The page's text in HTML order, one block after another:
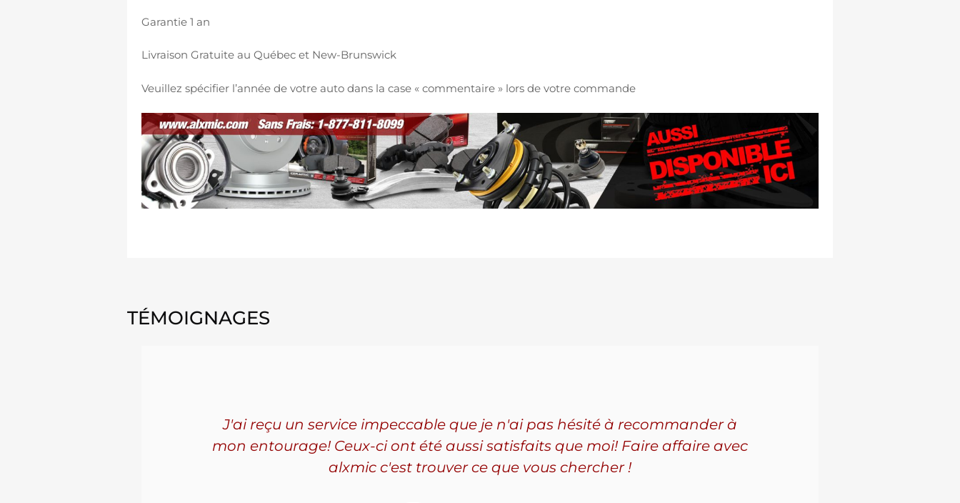
Garantie 1 an
Livraison Gratuite au Québec et New-Brunswick
Veuillez spécifier l’année de votre auto dans la case « commentaire » lors de votre commande
TÉMOIGNAGES
J'ai reçu un service impeccable que je n'ai pas hésité à recommander à
mon entourage! Ceux-ci ont été aussi satisfaits que moi! Faire affaire avec
alxmic c'est trouver ce que vous chercher !